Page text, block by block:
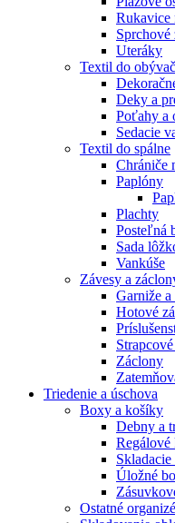
Rukavice
Sprchové
Uteráky
Textil do
Deky a
Poťahy a
Sedacie
Textil do spálne
Chrániče
Paplóny
Plachty
Posteľná
Sada
Vankúše
Závesy a
Garniže
Hotové
Záclony
Triedenie a úschova
Boxy a košíky
Debny a
Úložné
Ostatné